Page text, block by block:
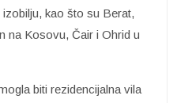
kao što su Berat,
na Kosovu, Čair i Ohrid u
biti rezidencijalna vila